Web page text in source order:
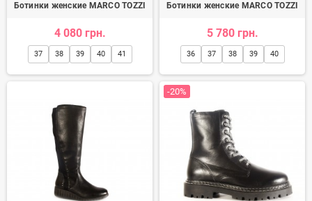
Ботинки женские MARCO TOZZI
4 080 грн.
37 38 39 40 41
Ботинки женские MARCO TOZZI
5 780 грн.
36 37 38 39 40
-20%